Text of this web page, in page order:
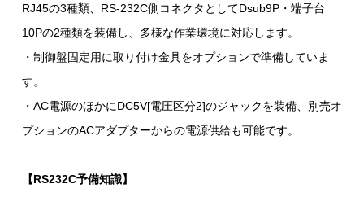
RJ45の3種類、RS-232C側コネクタとしてDsub9P・端子台
10Pの2種類を装備し、多様な作業環境に対応します。
・制御盤固定用に取り付け金具をオプションで準備していま
す。
・AC電源のほかにDC5V[電圧区分2]のジャックを装備、別売オ
プションのACアダプターからの電源供給も可能です。
【RS232C予備知識】